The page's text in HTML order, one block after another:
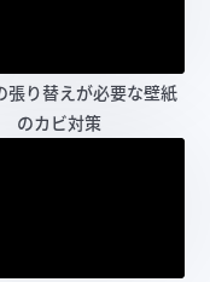
張り替えが必要な壁紙
のカビ対策